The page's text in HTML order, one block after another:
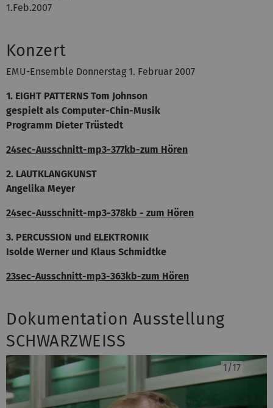
1.Feb.2007
Konzert
EMU-Ensemble Donnerstag 1. Februar 2007
1. EIGHT PATTERNS Tom Johnson
gespielt als Computer-Chin-Musik
Programm Dieter Trüstedt
24sec-Ausschnitt-mp3-377kb-zum Hören
2. LAUTKLANGKUNST
Angelika Meyer
24sec-Ausschnitt-mp3-378kb - zum Hören
3. PERCUSSION und ELEKTRONIK
Isolde Werner und Klaus Schmidtke
23sec-Ausschnitt-mp3-363kb-zum Hören
Dokumentation Ausstellung
SCHWARZWEISS